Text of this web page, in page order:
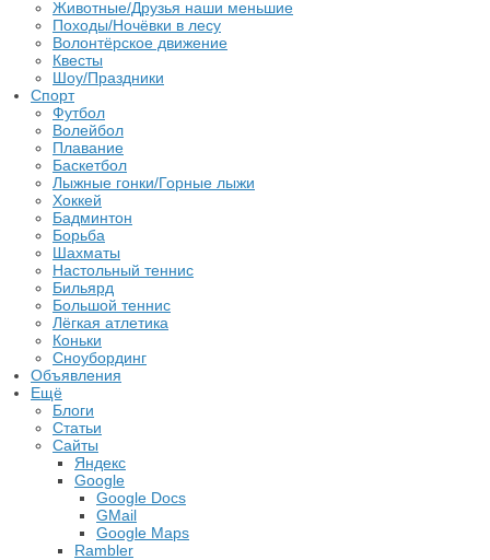
Животные/Друзья наши меньшие
Походы/Ночёвки в лесу
Волонтёрское движение
Квесты
Шоу/Праздники
Спорт
Футбол
Волейбол
Плавание
Баскетбол
Лыжные гонки/Горные лыжи
Хоккей
Бадминтон
Борьба
Шахматы
Настольный теннис
Бильярд
Большой теннис
Лёгкая атлетика
Коньки
Сноубординг
Объявления
Ещё
Блоги
Статьи
Сайты
Яндекс
Google
Google Docs
GMail
Google Maps
Rambler